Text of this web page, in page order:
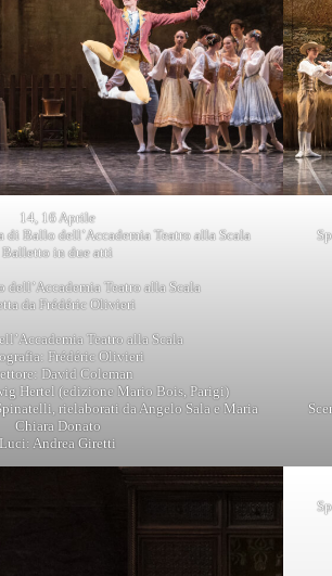
14, 16 Aprile
di Ballo dell’Accademia Teatro alla Scala
Balletto in due atti
dell’Accademia Teatro alla Scala
da Frédéric Olivieri
Teatro alla Scala
Frédéric Olivieri
David Coleman
Hertel (edizione Mario Bois, Parigi)
rielaborati da Angelo Sala e Maria
Chiara Donato
Luci: Andrea Giretti